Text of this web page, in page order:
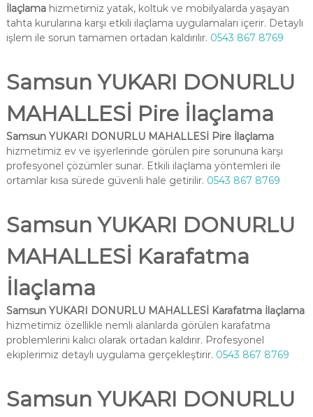
İlaçlamahizmetimiz yatak, koltuk ve mobilyalarda yaşayan
tahta kurularına karşı etkili ilaçlama uygulamaları içerir. Detaylı
işlem ile sorun tamamen ortadan kaldırılır. 0543 867 8769
Samsun YUKARI DONURLU
MAHALLESİ Pire İlaçlama
Samsun YUKARI DONURLU MAHALLESİ Pire İlaçlama
hizmetimiz ev ve işyerlerinde görülen pire sorununa karşı
profesyonel çözümler sunar. Etkili ilaçlama yöntemleri ile
ortamlar kısa sürede güvenli hale getirilir. 0543 867 8769
Samsun YUKARI DONURLU
MAHALLESİ Karafatma
İlaçlama
Samsun YUKARI DONURLU MAHALLESİ Karafatma İlaçlama
hizmetimiz özellikle nemli alanlarda görülen karafatma
problemlerini kalıcı olarak ortadan kaldırır. Profesyonel
ekiplerimiz detaylı uygulama gerçekleştirir. 0543 867 8769
Samsun YUKARI DONURLU